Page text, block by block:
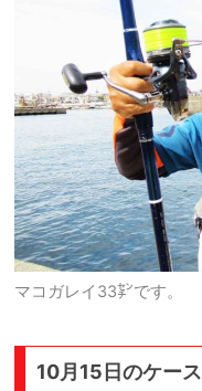
マコガレイ33㌢です。
10月15日のケース